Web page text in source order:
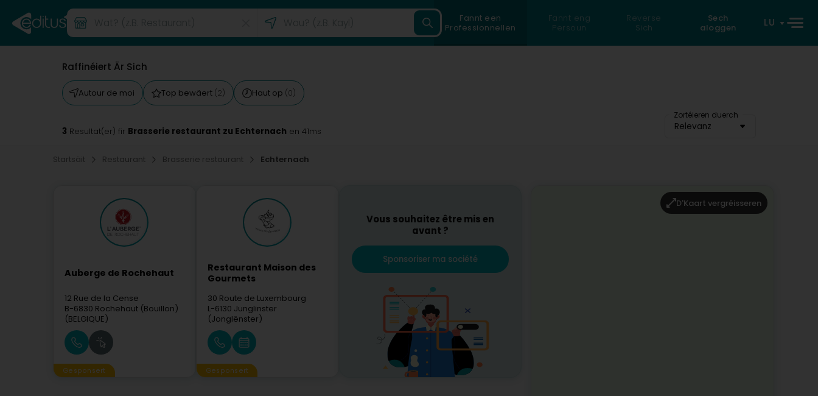
Fannt een
Professionnellen
Fannt eng
Persoun
Reverse
Sich
Sech
aloggen
LU
Raffinéiert Är Sich
Autour de moi Top bewäert (2) Haut op (0)
Zortéieren duerch
Relevanz
3 Resultat(er) fir Brasserie restaurant zu Echternach en 41ms
Startsäit Restaurant Brasserie restaurant Echternach
Auberge de Rochehaut
12 Rue de la Cense
B-6830 Rochehaut (Bouillon)
(BELGIQUE)
Gesponsert
Restaurant Maison des
Gourmets
30 Route de Luxembourg
L-6130 Junglinster
(Jonglënster)
Gesponsert
Vous souhaitez être mis en
avant ?
Sponsoriser ma société
D'Kaart vergréisseren